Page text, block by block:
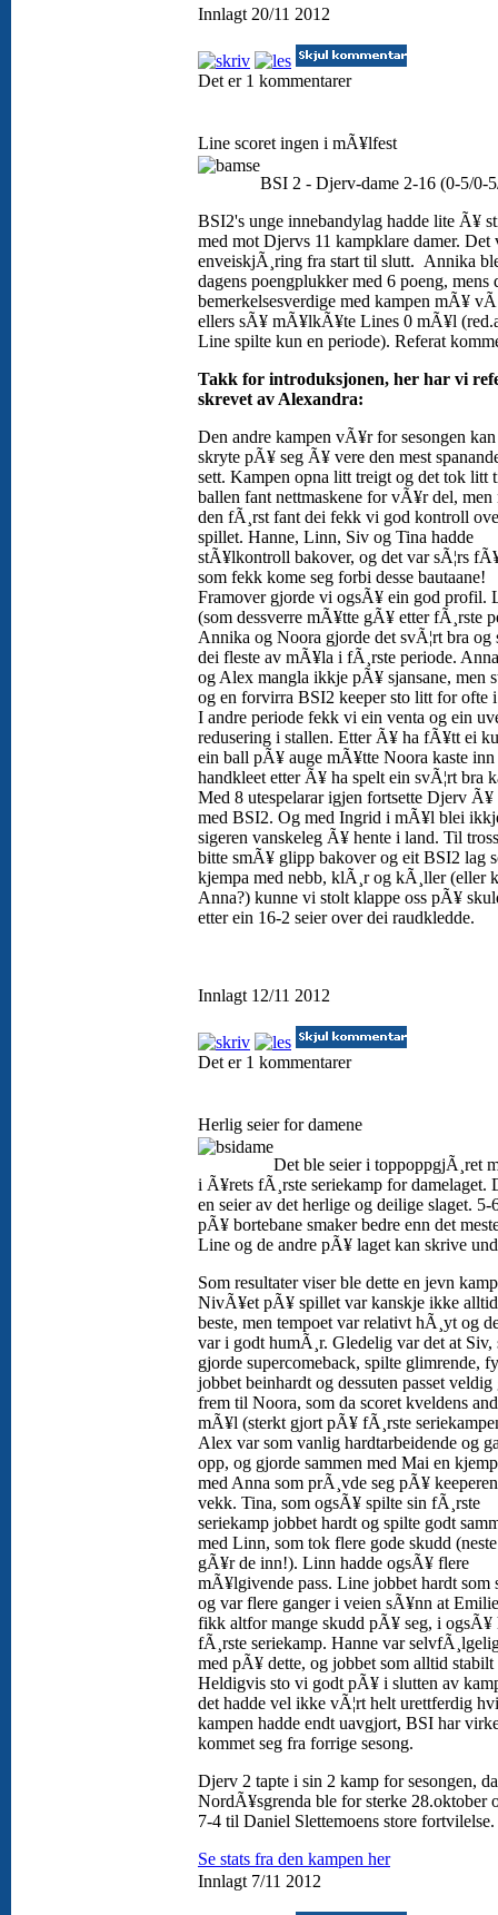
Innlagt 20/11 2012
Det er 1 kommentarer
Line scoret ingen i mÃ¥lfest
BSI 2 - Djerv-dame 2-16 (0-5/0-
BSI2's unge innebandylag hadde lite Ã¥
med mot Djervs 11 kampklare damer. Det
enveiskjÃ¸ring fra start til slutt. Annika
dagens poengplukker med 6 poeng, mens
bemerkelsesverdige med kampen mÃ¥
ellers sÃ¥ mÃ¥lkÃ¥te Lines 0 mÃ¥l
Line spilte kun en periode). Referat
Takk for introduksjonen, her har vi
skrevet av Alexandra:
Den andre kampen vÃ¥r for sesongen
skryte pÃ¥ seg Ã¥ vere den mest
sett. Kampen opna litt treigt og det tok litt
ballen fant nettmaskene for vÃ¥r del,
den fÃ¸rst fant dei fekk vi god kontroll
spillet. Hanne, Linn, Siv og Tina hadde
stÃ¥lkontroll bakover, og det var sÃ¦rs
som fekk kome seg forbi desse bautaane!
Framover gjorde vi ogsÃ¥ ein god profil.
(som dessverre mÃ¥tte gÃ¥ etter fÃ¸rste
Annika og Noora gjorde det svÃ¦rt bra og
dei fleste av mÃ¥la i fÃ¸rste periode.
og Alex mangla ikkje pÃ¥ sjansane, men
og en forvirra BSI2 keeper sto litt for ofte
I andre periode fekk vi ein venta og ein
redusering i stallen. Etter Ã¥ ha fÃ¥tt ei
ein ball pÃ¥ auge mÃ¥tte Noora kaste inn
handkleet etter Ã¥ ha spelt ein svÃ¦rt bra
Med 8 utespelarar igjen fortsette Djerv Ã¥
med BSI2. Og med Ingrid i mÃ¥l blei
sigeren vanskeleg Ã¥ hente i land. Til
bitte smÃ¥ glipp bakover og eit BSI2 lag
kjempa med nebb, klÃ¸r og kÃ¸ller (eller
Anna?) kunne vi stolt klappe oss pÃ¥
etter ein 16-2 seier over dei raudkledde.
Innlagt 12/11 2012
Det er 1 kommentarer
Herlig seier for damene
Det ble seier i toppoppgjÃ¸ret
i Ã¥rets fÃ¸rste seriekamp for damelaget.
en seier av det herlige og deilige slaget. 5-
pÃ¥ bortebane smaker bedre enn det
Line og de andre pÃ¥ laget kan skrive
Som resultater viser ble dette en jevn
NivÃ¥et pÃ¥ spillet var kanskje ikke
beste, men tempoet var relativt hÃ¸yt og
var i godt humÃ¸r. Gledelig var det at Siv,
gjorde supercomeback, spilte glimrende,
jobbet beinhardt og dessuten passet veldig
frem til Noora, som da scoret kveldens
mÃ¥l (sterkt gjort pÃ¥ fÃ¸rste
Alex var som vanlig hardtarbeidende og
opp, og gjorde sammen med Mai en
med Anna som prÃ¸vde seg pÃ¥
vekk. Tina, som ogsÃ¥ spilte sin fÃ¸rste
seriekamp jobbet hardt og spilte godt
med Linn, som tok flere gode skudd
gÃ¥r de inn!). Linn hadde ogsÃ¥ flere
mÃ¥lgivende pass. Line jobbet hardt som
og var flere ganger i veien sÃ¥nn at
fikk altfor mange skudd pÃ¥ seg, i ogsÃ¥
fÃ¸rste seriekamp. Hanne var
med pÃ¥ dette, og jobbet som alltid stabilt
Heldigvis sto vi godt pÃ¥ i slutten av
det hadde vel ikke vÃ¦rt helt urettferdig
kampen hadde endt uavgjort, BSI har
kommet seg fra forrige sesong.
Djerv 2 tapte i sin 2 kamp for sesongen, da
NordÃ¥sgrenda ble for sterke 28.oktober
7-4 til Daniel Slettemoens store fortvilelse.
Se stats fra den kampen her
Innlagt 7/11 2012